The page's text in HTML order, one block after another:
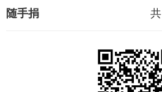
共
随手捐